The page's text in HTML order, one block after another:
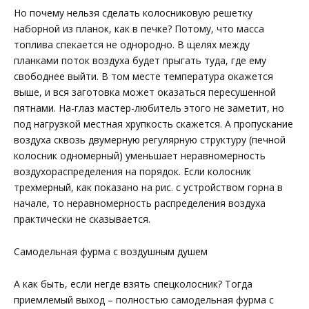
Но почему нельзя сделать колосниковую решетку
наборной из планок, как в печке? Потому, что масса
топлива спекается не однородно. В щелях между
планками поток воздуха будет прыгать туда, где ему
свободнее выйти. В том месте температура окажется
выше, и вся заготовка может оказаться пересушенной
пятнами. На-глаз мастер-любитель этого не заметит, но
под нагрузкой местная хрупкость скажется. А пропускание
воздуха сквозь двумерную регулярную структуру (печной
колосник одномерный) уменьшает неравномерность
воздухораспределения на порядок. Если колосник
трехмерный, как показано на рис. с устройством горна в
начале, то неравномерность распределения воздуха
практически не сказывается.
Самодельная фурма с воздушным душем
А как быть, если негде взять спецколосник? Тогда
приемлемый выход – полностью самодельная фурма с